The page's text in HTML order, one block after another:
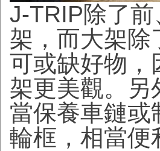
J-TRIP除了
架，而大架除
可或缺好物，
架更美觀。另
當保養車鏈或
輪框，相當便